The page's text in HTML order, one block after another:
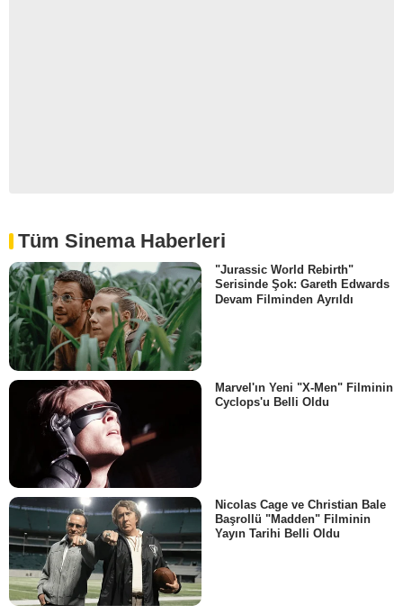
Tüm Sinema Haberleri
"Jurassic World Rebirth"
Serisinde Şok: Gareth Edwards
Devam Filminden Ayrıldı
Marvel'ın Yeni "X-Men" Filminin
Cyclops'u Belli Oldu
Nicolas Cage ve Christian Bale
Başrollü "Madden" Filminin
Yayın Tarihi Belli Oldu